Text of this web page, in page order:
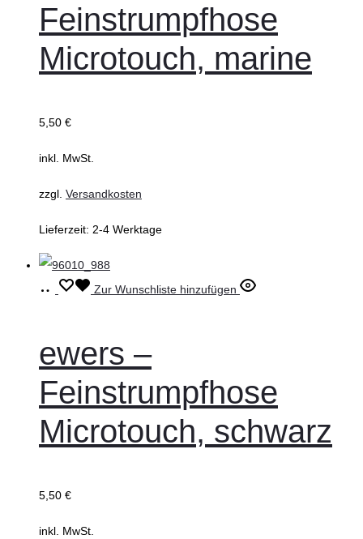
Varianten
auf.
Die
der
werden
Feinstrumpfhose
Microtouch, marine
5,50 €
inkl. MwSt.
zzgl. Versandkosten
Lieferzeit: 2-4 Werktage
Ausführung
Dieses
mehrere
Varianten
auf.
Die
der
Zur Wunschliste hinzufügen
ewers –
Feinstrumpfhose
Microtouch, schwarz
5,50 €
inkl. MwSt.